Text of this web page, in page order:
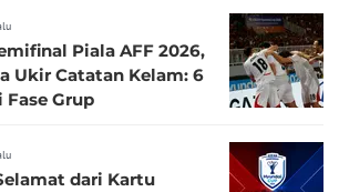
Piala AFF 2026,
Ukir Catatan Kelam: 6
Grup
dari Kartu